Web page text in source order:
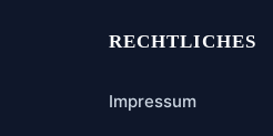
RECHTLICHES
Impressum